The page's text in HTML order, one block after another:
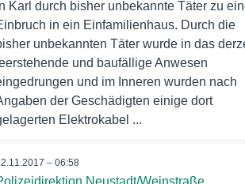
Karl durch bisher unbekannte Täter zu
in ein Einfamilienhaus. Durch die
unbekannten Täter wurde in das
und baufällige Anwesen
und im Inneren wurden nach
der Geschädigten einige dort
Elektrokabel ...
– 06:58
Neustadt/Weinstraße